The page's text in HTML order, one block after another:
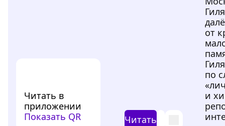
Читать в
приложении
Показать QR
Читать
от
по
и